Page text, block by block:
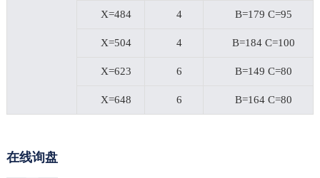
X=484 4 B=179 C=95
X=504 4 B=184 C=100
X=623 6 B=149 C=80
X=648 6 B=164 C=80
在线询盘